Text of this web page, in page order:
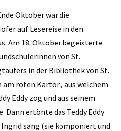
Oktober war die
auf Lesereise in den
Am 18. Oktober begeisterte
von St.
in der Bibliothek von St.
am roten Karton, aus welchem
Eddy zog und aus seinem
Dann ertönte das Teddy Eddy
Ingrid sang (sie komponiert und